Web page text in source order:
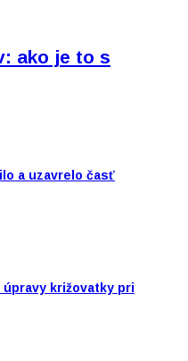
ako je to s
a uzavrelo časť
križovatky pri